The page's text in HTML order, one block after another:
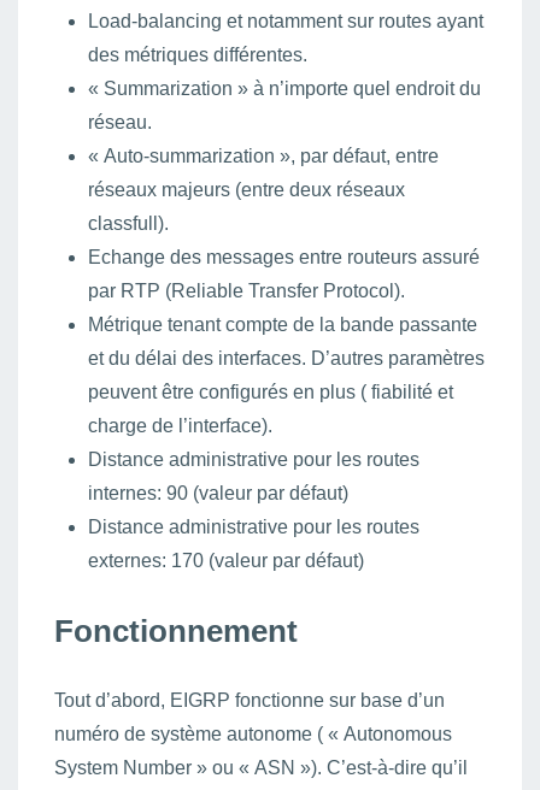
Load-balancing et notamment sur routes ayant
des métriques différentes.
« Summarization » à n’importe quel endroit du
réseau.
« Auto-summarization », par défaut, entre
réseaux majeurs (entre deux réseaux
classfull).
Echange des messages entre routeurs assuré
par RTP (Reliable Transfer Protocol).
Métrique tenant compte de la bande passante
et du délai des interfaces. D’autres paramètres
peuvent être configurés en plus ( fiabilité et
charge de l’interface).
Distance administrative pour les routes
internes: 90 (valeur par défaut)
Distance administrative pour les routes
externes: 170 (valeur par défaut)
Fonctionnement
Tout d’abord, EIGRP fonctionne sur base d’un
numéro de système autonome ( « Autonomous
System Number » ou « ASN »). C’est-à-dire qu’il